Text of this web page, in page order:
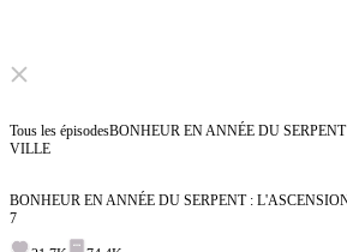
Tous les épisodesBONHEUR EN ANNÉE DU
VILLE
BONHEUR EN ANNÉE DU SERPENT :
7